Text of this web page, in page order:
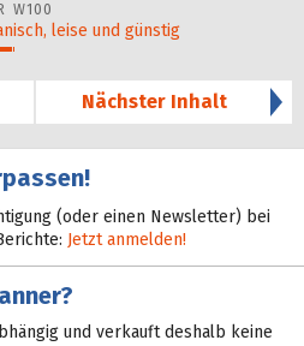
W100
leise und günstig
Nächster Inhalt
(oder einen Newsletter) bei
Jetzt anmelden!
und verkauft deshalb keine